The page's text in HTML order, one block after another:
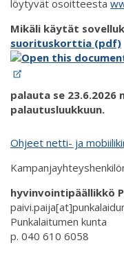
löytyvät osoitteesta
Mikäli käytät
suorituskorttia (pdf)
palauta se 23.6.2026
palautusluukkuun.
Ohjeet netti- ja
hyvinvointipäällikkö
Punkalaitumen kunta
p. 040 610 6058